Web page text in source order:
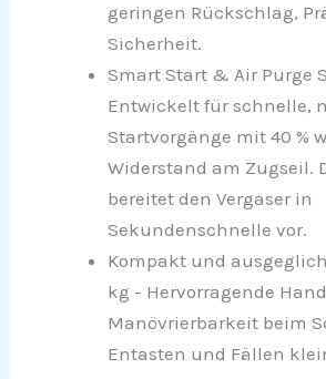
geringen Rückschlag,
Sicherheit.
Smart Start & Air Purge
Entwickelt für schnelle,
Startvorgänge mit 40 %
Widerstand am Zugseil.
bereitet den Vergaser in
Sekundenschnelle vor.
Kompakt und
kg - Hervorragende
Manövrierbarkeit beim
Entasten und Fällen